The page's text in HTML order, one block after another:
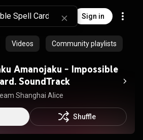
Sign in
Videos Community playlists
Amanojaku - Impossible
SoundTrack
Shanghai Alice
Shuffle